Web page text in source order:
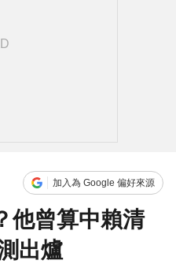
加入為 Google 偏好來源
他曾算中賴清
出爐